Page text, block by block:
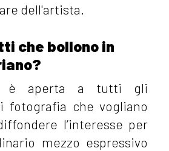
dell'artista.
che bollono in
è aperta a tutti gli
fotografia che vogliano
l’interesse per
mezzo espressivo